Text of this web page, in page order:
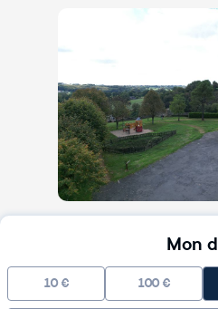
Mon
10 € 100 €